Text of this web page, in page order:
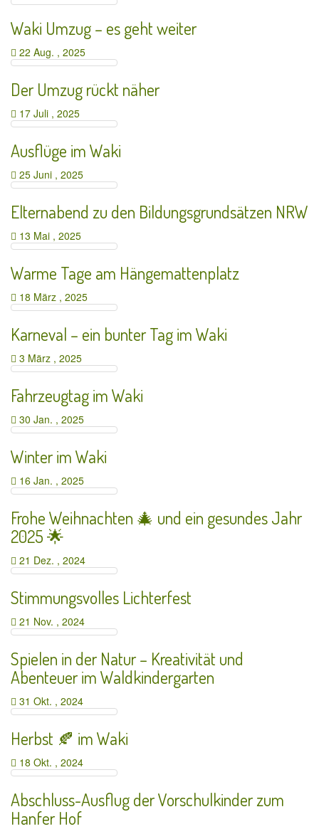
Waki Umzug – es geht weiter
22 Aug. , 2025
Der Umzug rückt näher
17 Juli , 2025
Ausflüge im Waki
25 Juni , 2025
Elternabend zu den Bildungsgrundsätzen NRW
13 Mai , 2025
Warme Tage am Hängemattenplatz
18 März , 2025
Karneval – ein bunter Tag im Waki
3 März , 2025
Fahrzeugtag im Waki
30 Jan. , 2025
Winter im Waki
16 Jan. , 2025
Frohe Weihnachten 🎄 und ein gesundes Jahr
2025 🌟
21 Dez. , 2024
Stimmungsvolles Lichterfest
21 Nov. , 2024
Spielen in der Natur – Kreativität und
Abenteuer im Waldkindergarten
31 Okt. , 2024
Herbst 🍂 im Waki
18 Okt. , 2024
Abschluss-Ausflug der Vorschulkinder zum
Hanfer Hof